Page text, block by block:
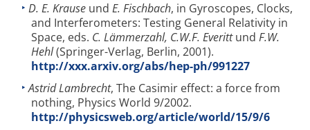
D. E. Krause und E. Fischbach, in Gyroscopes, Clocks,
and Interferometers: Testing General Relativity in
Space, eds. C. Lämmerzahl, C.W.F. Everittund F.W.
Hehl(Springer-Verlag, Berlin, 2001).
http://xxx.arxiv.org/abs/hep-ph/991227
Astrid Lambrecht, The Casimir effect: a force from
nothing, Physics World 9/2002.
http://physicsweb.org/article/world/15/9/6